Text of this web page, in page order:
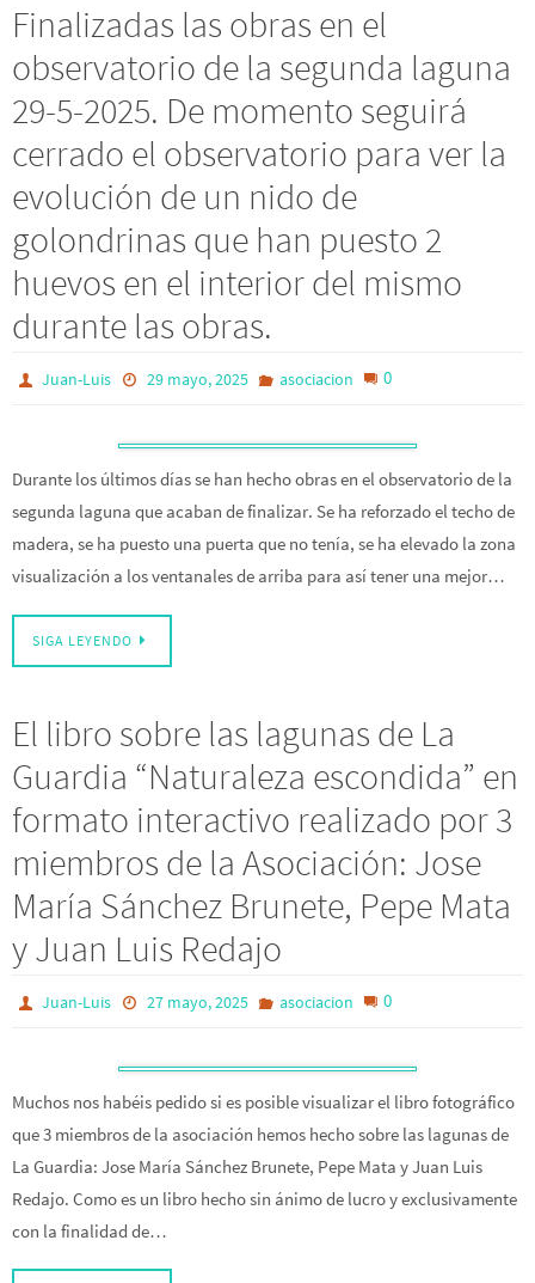
Finalizadas las obras en el
observatorio de la segunda laguna
29-5-2025. De momento seguirá
cerrado el observatorio para ver la
evolución de un nido de
golondrinas que han puesto 2
huevos en el interior del mismo
durante las obras.
Juan-Luis 29 mayo, 2025 asociacion 0
Durante los últimos días se han hecho obras en el observatorio de la
segunda laguna que acaban de finalizar. Se ha reforzado el techo de
madera, se ha puesto una puerta que no tenía, se ha elevado la zona
visualización a los ventanales de arriba para así tener una mejor…
SIGA LEYENDO
El libro sobre las lagunas de La
Guardia “Naturaleza escondida” en
formato interactivo realizado por 3
miembros de la Asociación: Jose
María Sánchez Brunete, Pepe Mata
y Juan Luis Redajo
Juan-Luis 27 mayo, 2025 asociacion 0
Muchos nos habéis pedido si es posible visualizar el libro fotográfico
que 3 miembros de la asociación hemos hecho sobre las lagunas de
La Guardia: Jose María Sánchez Brunete, Pepe Mata y Juan Luis
Redajo. Como es un libro hecho sin ánimo de lucro y exclusivamente
con la finalidad de…